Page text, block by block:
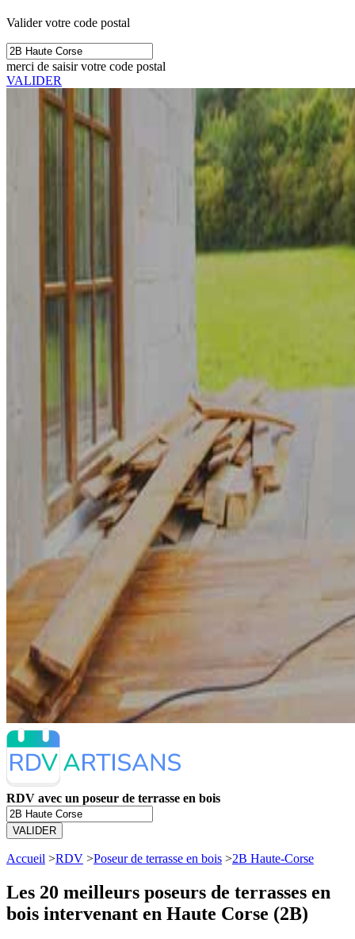
Valider votre code postal
merci de saisir votre code postal
VALIDER
RDV avec un poseur de terrasse en bois
VALIDER
Accueil >RDV >Poseur de terrasse en bois >2B Haute-Corse
Les 20 meilleurs poseurs de terrasses en
bois intervenant en Haute Corse (2B)